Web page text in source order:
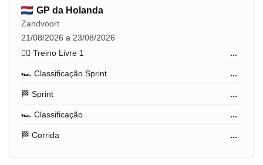
GP da Holanda
Zandvoort
21/08/2026 a 23/08/2026
🏋️‍♂️ Treino Livre 1
...
🏎️ Classificação Sprint ...
🏁 Sprint ...
🏎️ Classificação ...
🏁 Corrida ...